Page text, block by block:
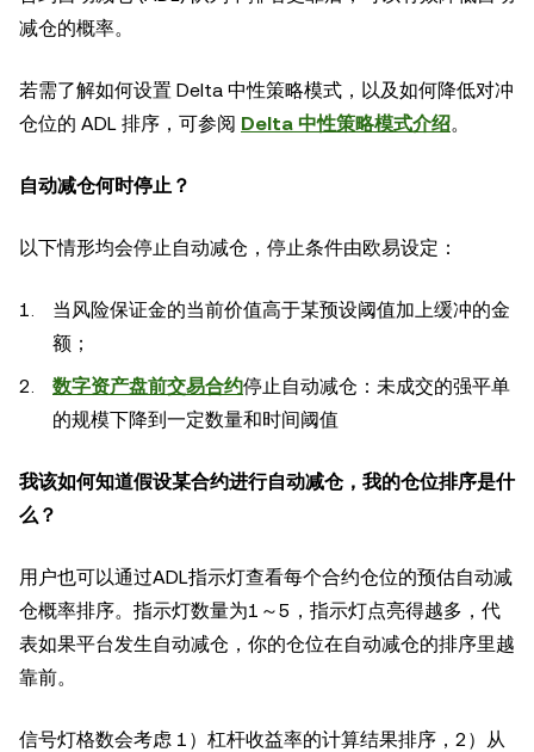
减仓的概率。
若需了解如何设置 Delta 中性策略模式，以及如何降低对冲
仓位的 ADL 排序，可参阅 Delta 中性策略模式介绍。
自动减仓何时停止？
以下情形均会停止自动减仓，停止条件由欧易设定：
当风险保证金的当前价值高于某预设阈值加上缓冲的金
额；
数字资产盘前交易合约停止自动减仓：未成交的强平单
的规模下降到一定数量和时间阈值
我该如何知道假设某合约进行自动减仓，我的仓位排序是什
么？
用户也可以通过ADL指示灯查看每个合约仓位的预估自动减
仓概率排序。指示灯数量为1～5，指示灯点亮得越多，代
表如果平台发生自动减仓，你的仓位在自动减仓的排序里越
靠前。
信号灯格数会考虑 1）杠杆收益率的计算结果排序，2）从